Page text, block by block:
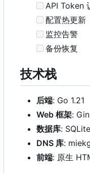
API Token
配置热更新
监控告警
备份恢复
技术栈
后端: Go 1.21
Web 框架: Gin
数据库:
DNS 库:
前端: 原生